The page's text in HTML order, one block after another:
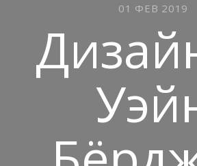
01 ФЕВ 2019